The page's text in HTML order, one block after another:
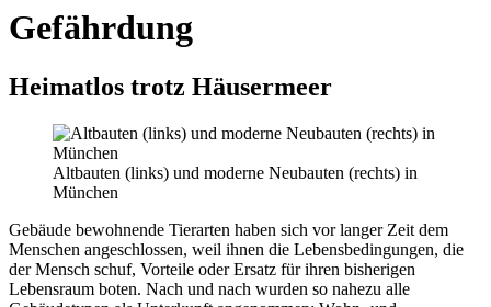
Gefährdung
Heimatlos trotz Häusermeer
Altbauten (links) und moderne Neubauten (rechts) in
München
Gebäude bewohnende Tierarten haben sich vor langer Zeit dem
Menschen angeschlossen, weil ihnen die Lebensbedingungen, die
der Mensch schuf, Vorteile oder Ersatz für ihren bisherigen
Lebensraum boten. Nach und nach wurden so nahezu alle